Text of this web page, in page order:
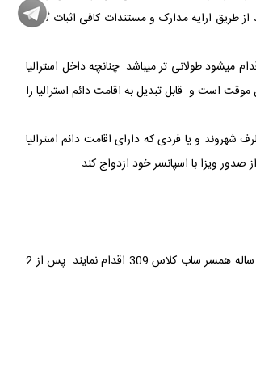
طریق ارایه مدارک و مستندات کافی اثبات گردد.
میشود طولانی تر میباشد. چنانچه داخل استرالیا
کلاس 309-100 (لینکدار) اقدام نمایید. ویزای ازدواج مرحله اول موقت است و قابل تبدیل به اقامت دائم استرالیا را
نیز مانند ویزای همسر می بایست از طرف شهروند و یا فردی که دارای اقامت دائم استرالیا
متقاضیانی که خارج از استرالیا زندگی میکنند و همسر و یا پارتنر آنها شهروند استرالیا یا نیوزیلند بوده و یا دارای اقامت دائم استرالیا می باشند می توانند جهت دریافت ویزای موقت 2 ساله همسر ساب کلاس 309 اقدام نمایند. پس از 2